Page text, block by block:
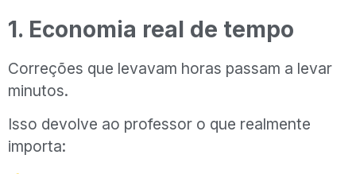
1. Economia real de tempo
Correções que levavam horas passam a levar
minutos.
Isso devolve ao professor o que realmente
importa: